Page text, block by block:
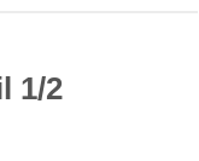
1/2